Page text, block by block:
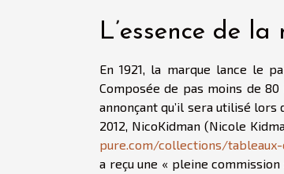
L’essence de
En 1921, la marque lance le
Composée de pas moins de
annonçant qu’il sera utilisé lors
2012, NicoKidman (Nicole
pure.com/collections/
a reçu une « pleine